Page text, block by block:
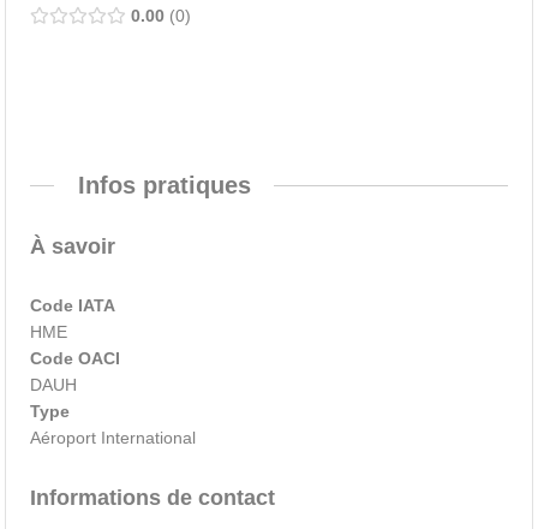
0.00 0
Infos pratiques
À savoir
Code IATA
HME
Code OACI
DAUH
Type
Aéroport International
Informations de contact